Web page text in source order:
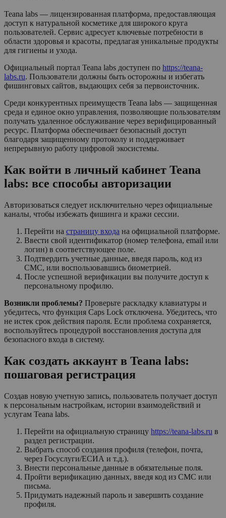
Teana labs — лицензированная платформа, предоставляющая
доступ к натуральной косметике для широкого круга
пользователей. Сервис адресует ключевые потребности в
области здоровья и красоты, предлагая уникальные продукты
для гигиены и ухода.
Официальный портал Teana labs доступен по https://teana-
labs.ru. Пользователи должны быть осторожны и избегать
фишинговых сайтов, выдающих себя за первоисточник.
Среди конкурентных преимуществ Teana labs — защищенная
среда и единое окно управления, позволяющие пользователям
получать удаленное обслуживание через верифицированный
ресурс. Платформа обеспечивает безопасный доступ
благодаря защищенному протоколу и поддерживает
непрерывную работу цифровой экосистемы.
Как войти в личный кабинет Teana
labs: все способы авторизации
Авторизоваться следует исключительно через официальные
каналы, чтобы избежать фишинга и кражи сессии.
Перейти на страницу входа на официальной платформе.
Ввести свой идентификатор (номер телефона, email или
логин) в соответствующее поле.
Подтвердить учетные данные, введя пароль, код из
СМС, или воспользовавшись биометрией.
После успешной верификации вы получите доступ к
персональному профилю.
Возникли проблемы? Проверьте раскладку клавиатуры и
убедитесь, что функция Caps Lock отключена. Убедитесь, что
не истек срок действия пароля. Если проблема сохраняется,
воспользуйтесь процедурой восстановления доступа для
безопасного входа в систему.
Как создать аккаунт в Teana labs:
пошаговая регистрация
Создав новую учетную запись, пользователь получает доступ
к персональным настройкам, истории взаимодействий и
услугам Teana labs.
Перейти на официальную страницу https://teana-labs.ru в
раздел регистрации.
Выбрать способ создания профиля (телефон, почта,
через Госуслуги/ЕСИА и т.д.).
Внести персональные данные в обязательные поля.
Пройти верификацию данных, введя код из СМС или
письма.
Придумать надежный пароль и завершить создание
профиля.